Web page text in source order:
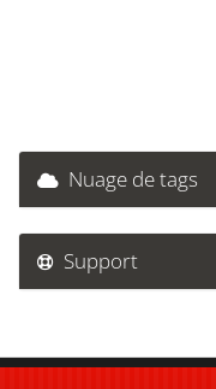
Nuage de tags
Support